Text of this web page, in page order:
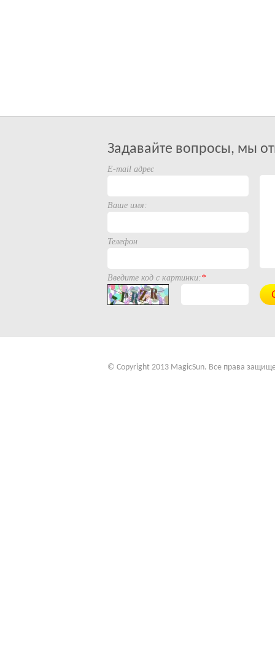
Задавайте вопросы, мы
E-mail адрес
Ваше имя:
Телефон
Введите код с картинки:*
© Copyright 2013 MagicSun. Все права